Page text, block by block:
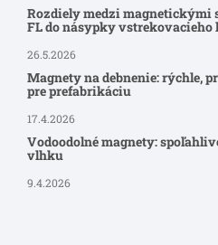
Rozdiely medzi magnetickými
FL do násypky vstrekovacieho
26.5.2026
Magnety na debnenie: rýchle,
pre prefabrikáciu
17.4.2026
Vodoodolné magnety:
vlhku
9.4.2026